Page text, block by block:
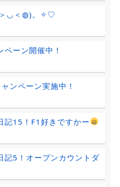
◡＜◍)。✧♡
ーン開催中！
ンペーン実施中！
記15！F1好きですかー
記5！オープンカウントダ